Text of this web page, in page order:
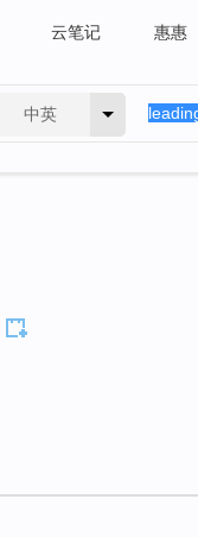
云笔记 惠惠
中英